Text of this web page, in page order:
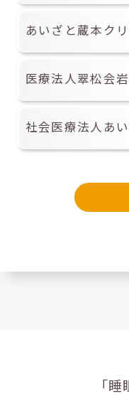
あいざと蔵本ク
医療法人翠松会
社会医療法人あ
「